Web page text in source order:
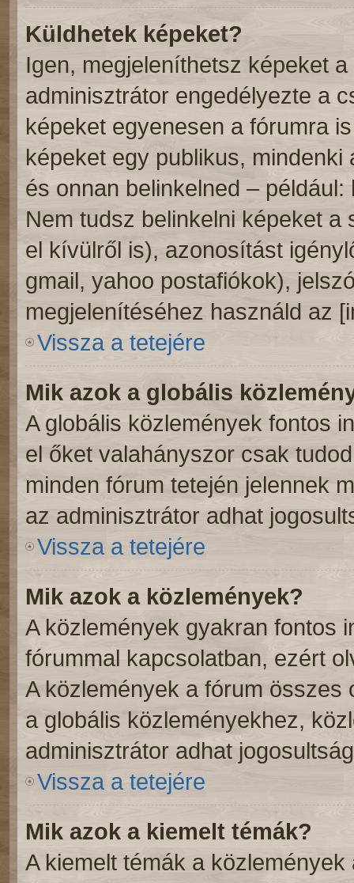
Küldhetek képeket?
Igen, megjeleníthetsz képeket
adminisztrátor engedélyezte a
képeket egyenesen a fórumra
képeket egy publikus,
és onnan belinkelned –
Nem tudsz belinkelni képeket
el kívülről is), azonosítást
gmail, yahoo postafiókok),
megjelenítéséhez használd az
Vissza a tetejére
Mik azok a globális
A globális közlemények fontos
el őket valahányszor csak
minden fórum tetején jelennek
az adminisztrátor adhat
Vissza a tetejére
Mik azok a közlemények?
A közlemények gyakran fontos
fórummal kapcsolatban, ezért
A közlemények a fórum összes
a globális közleményekhez,
adminisztrátor adhat
Vissza a tetejére
Mik azok a kiemelt témák?
A kiemelt témák a